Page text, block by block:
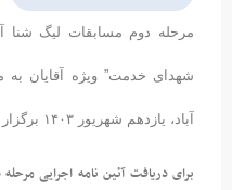
مرحله دوم ﻣﺴﺎﺑﻘﺎت لیگ شنا
شهدای خدمت” ویژه آﻗﺎﯾﺎن به
آباد، یازدهم شهریور ۱۴۰۳ برگزار می‌شود.
برای دریافت آئین نامه اجرایی